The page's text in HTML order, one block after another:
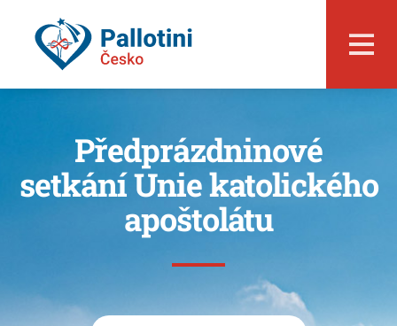
Předprázdninové
setkání Unie katolického
apoštolátu